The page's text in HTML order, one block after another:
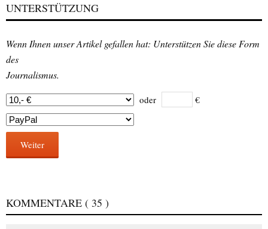
UNTERSTÜTZUNG
Wenn Ihnen unser Artikel gefallen hat: Unterstützen Sie diese Form
des
Journalismus.
oder €
Weiter
KOMMENTARE ( 35 )